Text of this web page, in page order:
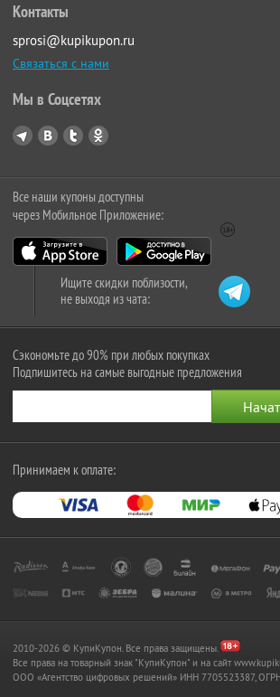
Контакты
sprosi@kupikupon.ru
Связаться с нами
Мы в Соцсетях
Все наши купоны доступны
через Мобильное Приложение:
Ищите скидки поблизости,
не выходя из чата:
Сэкономьте до 90% при любых покупках
Подпишитесь на самые выгодные предложения
Принимаем к оплате:
2010-2026 © КупиКупон. Все права защищены.
Все права на товарный знак "КупиКупон" и на сайт
OOO «Агентство цифровых решений» ИНН 7705523387,